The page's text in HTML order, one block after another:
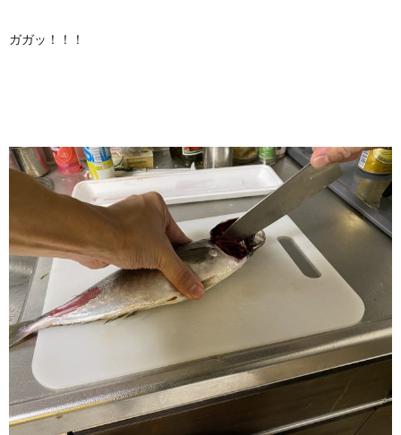
ガガッ！！！